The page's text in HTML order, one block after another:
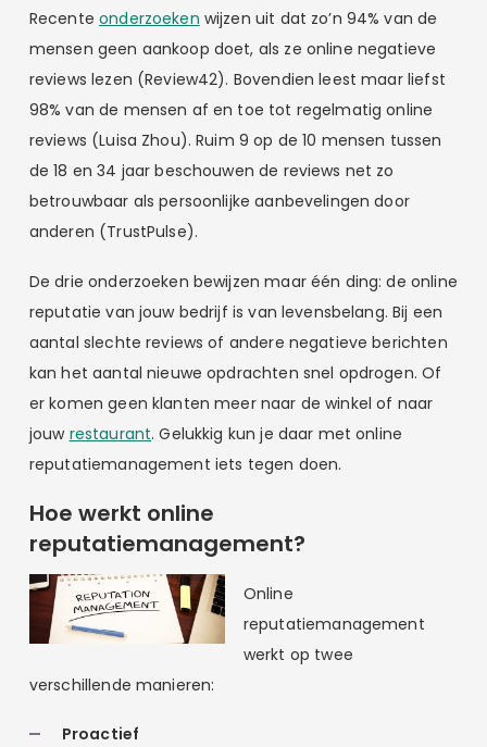
Recenteonderzoeken wijzen uit dat zo’n 94% van de
mensen geen aankoop doet, als ze online negatieve
reviews lezen (Review42). Bovendien leest maar liefst
98% van de mensen af en toe tot regelmatig online
reviews (Luisa Zhou). Ruim 9 op de 10 mensen tussen
de 18 en 34 jaar beschouwen de reviews net zo
betrouwbaar als persoonlijke aanbevelingen door
anderen (TrustPulse).
De drie onderzoeken bewijzen maar één ding: de online
reputatie van jouw bedrijf is van levensbelang. Bij een
aantal slechte reviews of andere negatieve berichten
kan het aantal nieuwe opdrachten snel opdrogen. Of
er komen geen klanten meer naar de winkel of naar
jouw restaurant. Gelukkig kun je daar met online
reputatiemanagement iets tegen doen.
Hoe werkt online
reputatiemanagement?
Online
reputatiemanagement
werkt op twee
verschillende manieren:
Proactief